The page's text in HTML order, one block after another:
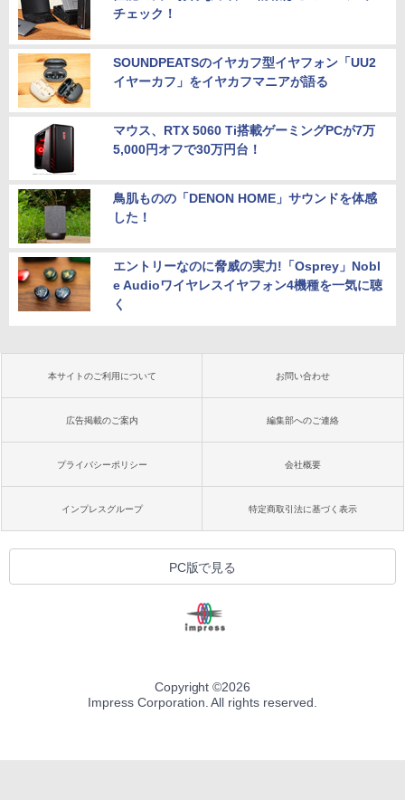
チェック！
SOUNDPEATSのイヤカフ型イヤフォン「UU2
イヤーカフ」をイヤカフマニアが語る
マウス、RTX 5060 Ti搭載ゲーミングPCが7万
5,000円オフで30万円台！
鳥肌ものの「DENON HOME」サウンドを体感
した！
エントリーなのに脅威の実力!「Osprey」Nobl
e Audioワイヤレスイヤフォン4機種を一気に聴
く
本サイトのご利用について お問い合わせ
広告掲載のご案内 編集部へのご連絡
プライバシーポリシー 会社概要
インプレスグループ 特定商取引法に基づく表示
PC版で見る
Copyright ©2026
Impress Corporation. All rights reserved.